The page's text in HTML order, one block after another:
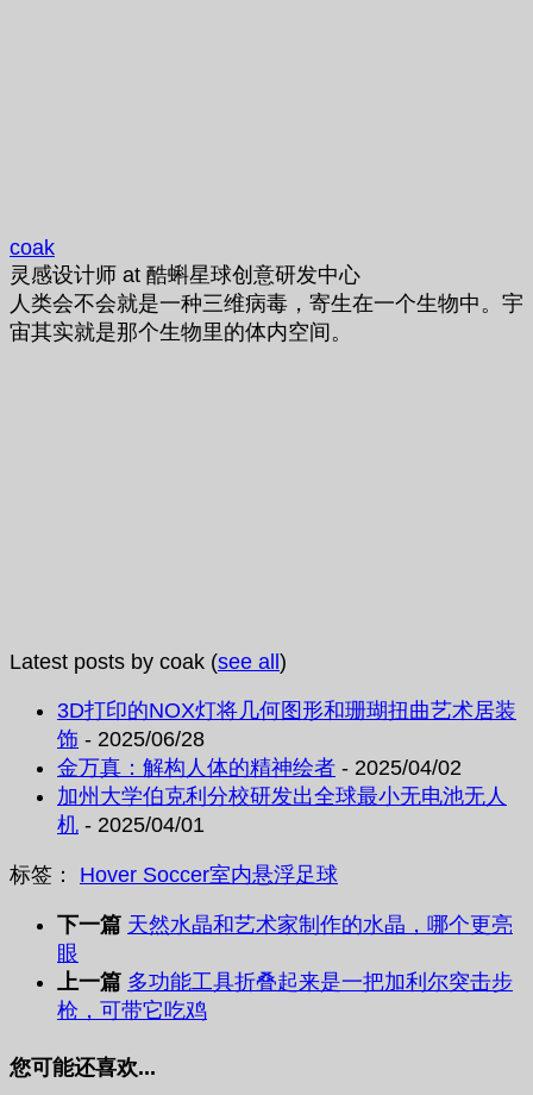
coak
灵感设计师 at 酷蝌星球创意研发中心
人类会不会就是一种三维病毒，寄生在一个生物中。宇
宙其实就是那个生物里的体内空间。
Latest posts by coak (see all)
3D打印的NOX灯将几何图形和珊瑚扭曲艺术居装
饰 - 2025/06/28
金万真：解构人体的精神绘者 - 2025/04/02
加州大学伯克利分校研发出全球最小无电池无人
机 - 2025/04/01
标签： Hover Soccer室内悬浮足球
下一篇 天然水晶和艺术家制作的水晶，哪个更亮
眼
上一篇 多功能工具折叠起来是一把加利尔突击步
枪，可带它吃鸡
您可能还喜欢...